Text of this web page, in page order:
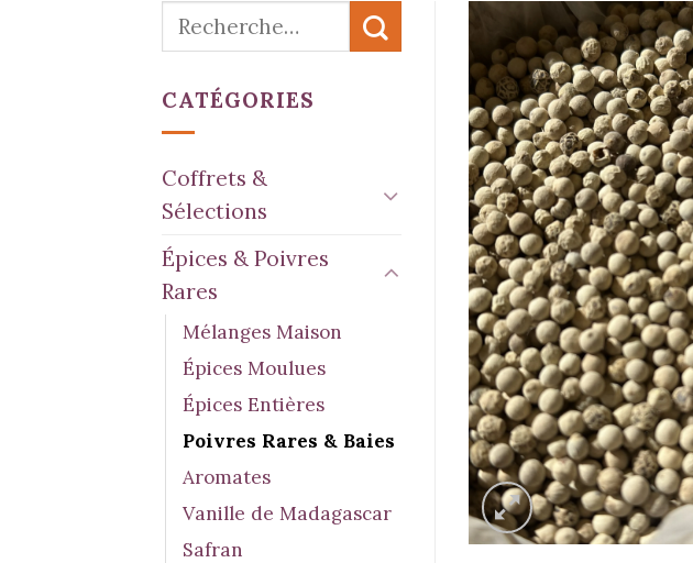
Recherche
CATÉGORIES
Coffrets &
Sélections
Épices & Poivres
Rares
Mélanges Maison
Épices Moulues
Épices Entières
Poivres Rares & Baies
Aromates
Vanille de Madagascar
Safran